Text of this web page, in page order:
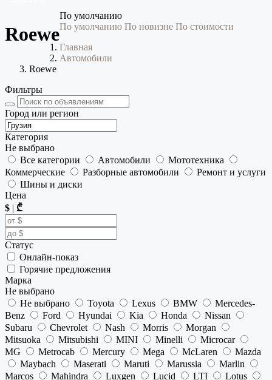
Roewe
По умолчанию
По умолчанию По новизне По стоимости
Главная
Автомобили
Roewe
Фильтры
Город или регион
Категория
Не выбрано
Все категории
Автомобили
Мототехника
Коммерческие
Разборные автомобили
Ремонт и услуги
Шины и диски
Цена
$ | ₾
Статус
Онлайн-показ
Горячие предложения
Марка
Не выбрано
Не выбрано
Toyota Lexus BMW
Mercedes-
Benz
Ford Hyundai Kia Honda
Nissan
Subaru
Chevrolet Nash Morris
Morgan
Mitsuoka
Mitsubishi MINI Minelli
Microcar
MG
Metrocab Mercury Mega McLaren
Mazda
Maybach
Maserati Maruti Marussia
Marlin
Marcos
Mahindra Luxgen Lucid LTI Lotus